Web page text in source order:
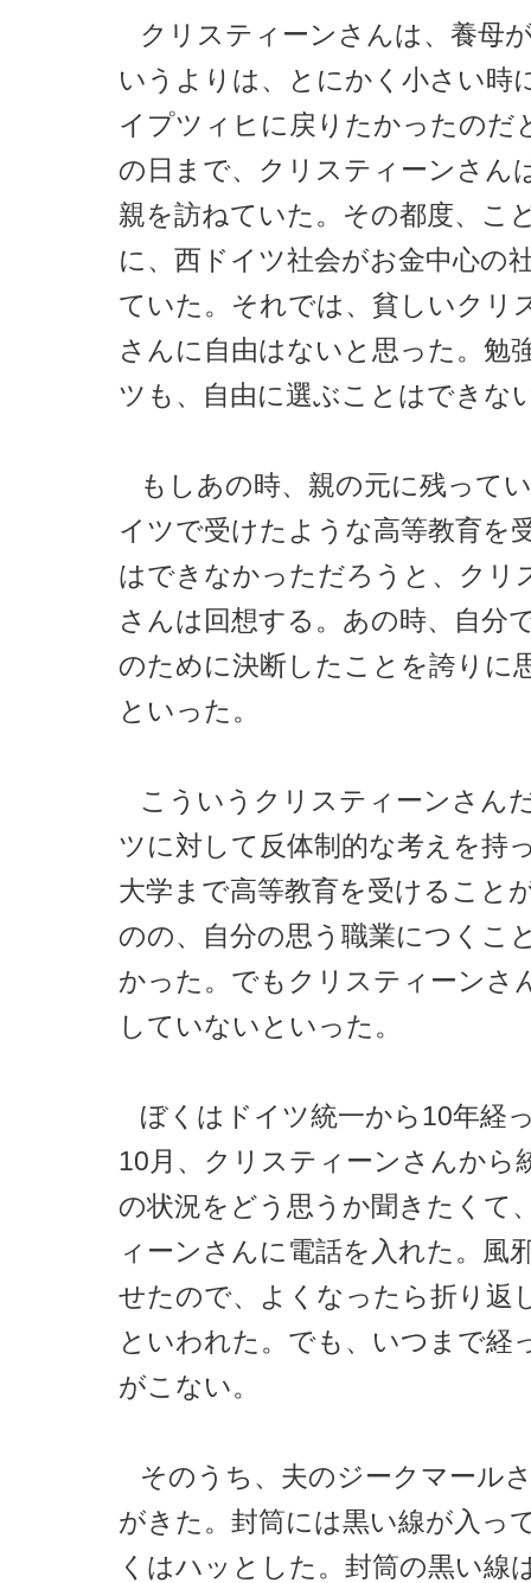
クリスティーンさんは、養母
いうよりは、とにかく小さい時
イプツィヒに戻りたかったのだ
の日まで、クリスティーンさん
親を訪ねていた。その都度、こ
に、西ドイツ社会がお金中心の
ていた。それでは、貧しいクリ
さんに自由はないと思った。勉
ツも、自由に選ぶことはできな
もしあの時、親の元に残って
イツで受けたような高等教育を
はできなかっただろうと、クリ
さんは回想する。あの時、自分
のために決断したことを誇りに
といった。
こういうクリスティーンさん
ツに対して反体制的な考えを持
大学まで高等教育を受けること
のの、自分の思う職業につくこ
かった。でもクリスティーンさ
していないといった。
ぼくはドイツ統一から10年経
10月、クリスティーンさんから
の状況をどう思うか聞きたくて
ィーンさんに電話を入れた。風
せたので、よくなったら折り返
といわれた。でも、いつまで経
がこない。
そのうち、夫のジークマール
がきた。封筒には黒い線が入っ
くはハッとした。封筒の黒い線